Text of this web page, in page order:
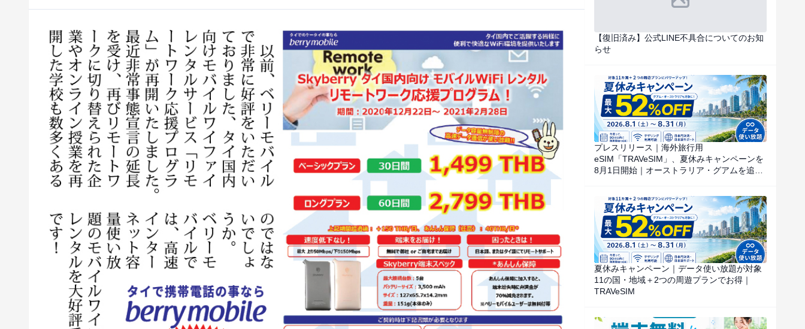
【復旧済み】公式LINE不具合についてのお知
らせ
プレスリリース｜海外旅行用
eSIM「TRAVeSIM」、夏休みキャンペーンを
8月1日開始｜オーストラリア・グアムを追
夏休みキャンペーン｜データ使い放題が対象
11の国・地域＋2つの周遊プランでお得｜
TRAVeSIM